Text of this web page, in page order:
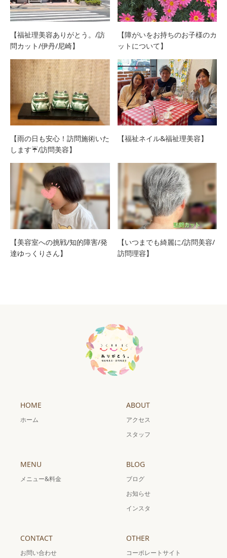
【福祉理美容ありがとう。/訪
問カット/伊丹/尼崎】
【障がいをお持ちのお子様のカ
ットについて】
【雨の日も安心！訪問施術いた
します☔/訪問美容】
【福祉ネイル&福祉理美容】
【美容室への挑戦/知的障害/発
達ゆっくりさん】
【いつまでも綺麗に/訪問美容/
訪問理容】
HOME
ホーム
ABOUT
アクセス
スタッフ
MENU
メニュー&料金
BLOG
ブログ
お知らせ
インスタ
CONTACT
お問い合わせ
OTHER
コーポレートサイト